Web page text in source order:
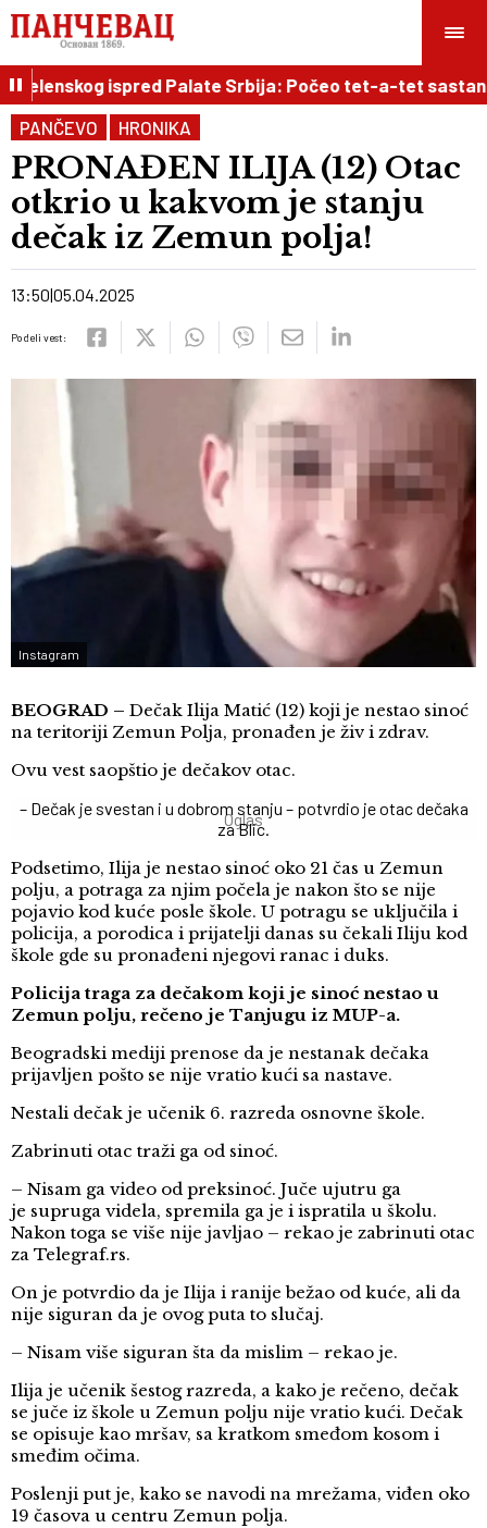
ispred Palate Srbija: Počeo tet-a-tet
PANČEVO
HRONIKA
PRONAĐEN ILIJA (12) Otac
otkrio u kakvom je stanju
dečak iz Zemun polja!
13:50 05.04.2025
Podeli vest:
Instagram
BEOGRAD – Dečak Ilija Matić (12) koji je nestao sinoć
na teritoriji Zemun Polja, pronađen je živ i zdrav.
Ovu vest saopštio je dečakov otac.
– Dečak je svestan i u dobrom stanju – potvrdio je otac dečaka
za Blic.
Podsetimo, Ilija je nestao sinoć oko 21 čas u Zemun
polju, a potraga za njim počela je nakon što se nije
pojavio kod kuće posle škole. U potragu se uključila i
policija, a porodica i prijatelji danas su čekali Iliju kod
škole gde su pronađeni njegovi ranac i duks.
Policija traga za dečakom koji je sinoć nestao u
Zemun polju, rečeno je Tanjugu iz MUP-a.
Beogradski mediji prenose da je nestanak dečaka
prijavljen pošto se nije vratio kući sa nastave.
Nestali dečak je učenik 6. razreda osnovne škole.
Zabrinuti otac traži ga od sinoć.
– Nisam ga video od preksinoć. Juče ujutru ga
je supruga videla, spremila ga je i ispratila u školu.
Nakon toga se više nije javljao – rekao je zabrinuti otac
za Telegraf.rs.
On je potvrdio da je Ilija i ranije bežao od kuće, ali da
nije siguran da je ovog puta to slučaj.
– Nisam više siguran šta da mislim – rekao je.
Ilija je učenik šestog razreda, a kako je rečeno, dečak
se juče iz škole u Zemun polju nije vratio kući. Dečak
se opisuje kao mršav, sa kratkom smeđom kosom i
smeđim očima.
Poslenji put je, kako se navodi na mrežama, viđen oko
19 časova u centru Zemun polja.